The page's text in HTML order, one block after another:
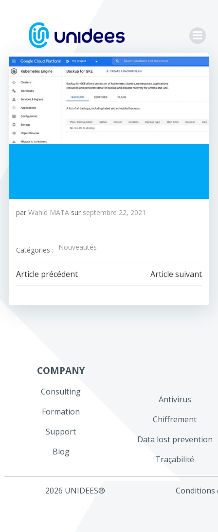
contenu
par Wahid MATA sur septembre 22, 2021
Catégories : Nouveautés
Navigation
de
Article précédent
Navigation
de
Article suivant
COMPANY
Consulting
Formation
Support
Blog
Antivirus
Chiffrement
Data lost prevention
Traçabilité
2026 UNIDEES® Conditions